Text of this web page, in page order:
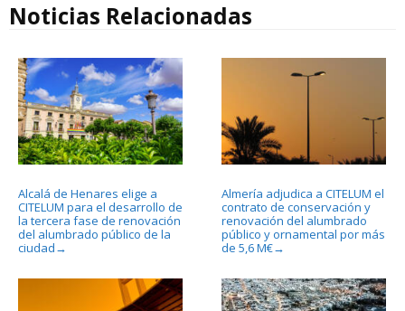
Noticias Relacionadas
Alcalá de Henares elige a
CITELUM para el desarrollo de
la tercera fase de renovación
del alumbrado público de la
ciudad →
Almería adjudica a CITELUM el
contrato de conservación y
renovación del alumbrado
público y ornamental por más
de 5,6 M€→